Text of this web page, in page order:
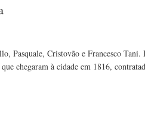
Pasquale, Cristovão e Francesco
chegaram à cidade em 1816,